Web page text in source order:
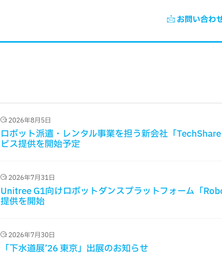
お問い合わ
2026年8月5日
ロボット派遣・レンタル事業を担う新会社「
ビス提供を開始予定
2026年7月31日
Unitree G1向けロボットダンスプラットフォーム「
提供を開始
2026年7月30日
「下水道展’26 東京」出展のお知らせ